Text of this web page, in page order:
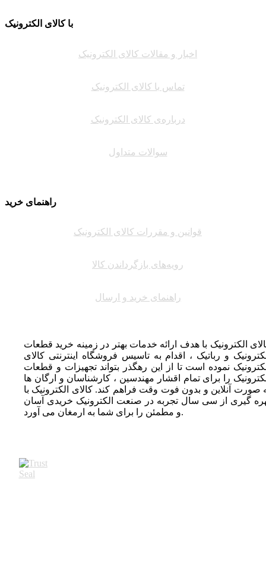
با کالای الکترونیک
اخبار و مقالات کالای الکترونیک
تماس با کالای الکترونیک
درباره‌ی کالای الکترونیک
سوالات متداول
راهنمای خرید
قوانین و مقررات کالای الکترونیک
رویه‌های بازگرداندن کالا
راهنمای خرید و ارسال
الکترونیک با هدف ارائه خدمات بهتر در زمینه خرید قطعات
و رباتیک ، اقدام به تاسیس فروشگاه اینترنتی کالای
نموده است تا از این رهگذر بتواند تجهیزات و قطعات
را برای تمام اقشار مهندسین ، کارشناسان و ارگان ها
صورت آنلاین و بدون فوت وقت فراهم کند. کالای الکترونیک با
گیری از سی سال تجربه در صنعت الکترونیک خریدی آسان
و مطمئن را برای شما به ارمغان می آورد.